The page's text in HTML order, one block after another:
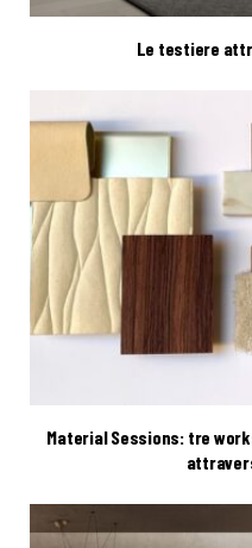
Le testiere
Material Sessions: tre